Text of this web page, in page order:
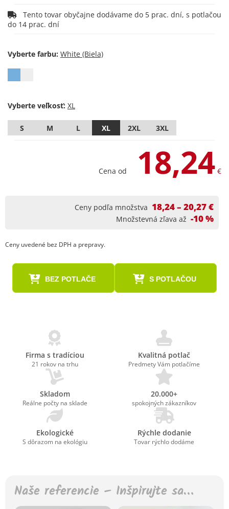
do 14 prac. dní
Vyberte farbu:
Vyberte veľkosť:
S M L XL 2XL 3XL
Cena od 18,24 €
Ceny podľa množstva 18,24 – 20,27 €
Množstevná zľava až -10 %
Ceny uvedené bez DPH a prepravy.
BEZ POTLAČE S POTLAČOU
Firma s tradíciou
21 rokov na trhu
Kvalitná potlač
Predmety Vám potlačíme
Skladom
Reálne počty na sklade
20.000+
spokojných zákazníkov
Ekologické
S dôrazom na ekológiu
Rýchle dodanie
Tovar rýchlo dodáme
Naše referencie – Inšpirujte sa…